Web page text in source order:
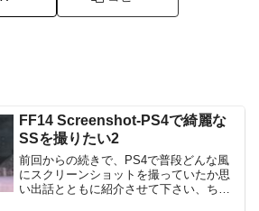
FF14 Screenshot-PS4で綺麗な
SSを撮りたい2
前回からの続きで、PS4で普段どんな風
にスクリーンショットを撮っていたか思
い出話とともに紹介させて下さい、ちょ